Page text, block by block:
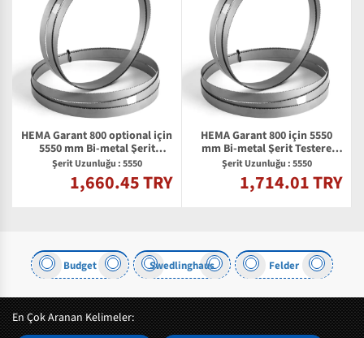
HEMA Garant 800 optional için
5550 mm Bi-metal Şerit
Testere Bıçağı
Şerit Uzunluğu : 5550
1,660.45 TRY
HEMA Garant 800 için 5550
mm Bi-metal Şerit Testere
Bıçağı
Şerit Uzunluğu : 5550
1,714.01 TRY
Budget Swedlinghaus Felder
En Çok Aranan Kelimeler: